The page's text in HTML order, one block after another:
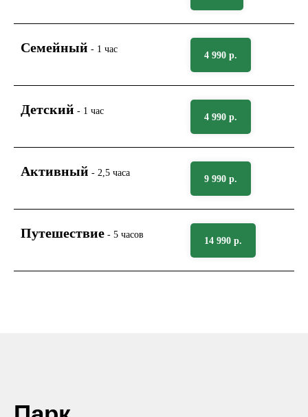
Семейный - 1 час
4 990 р.
Детский - 1 час
4 990 р.
Активный - 2,5 часа
9 990 р.
Путешествие - 5 часов
14 990 р.